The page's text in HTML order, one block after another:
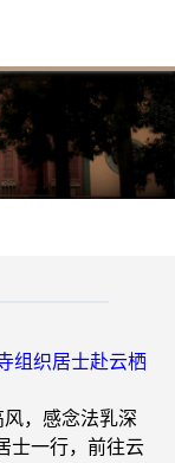
组织居士赴云栖
，感念法乳深
士一行，前往云